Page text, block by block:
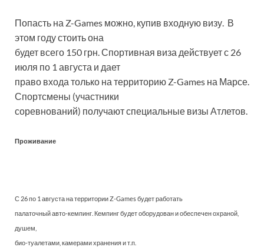
Попасть на Z-Games можно, купив входную визу. В
этом году стоить она
будет всего 150 грн. Спортивная виза действует с 26
июля по 1 августа и дает
право входа только на территорию Z-Games на Марсе.
Спортсмены (участники
соревнований) получают специальные визы Атлетов.
Проживание
С 26 по 1 августа на территории Z-Games будет работать
палаточный авто-кемпинг. Кемпинг будет оборудован и обеспечен охраной,
душем,
био-туалетами, камерами хранения и т.п.